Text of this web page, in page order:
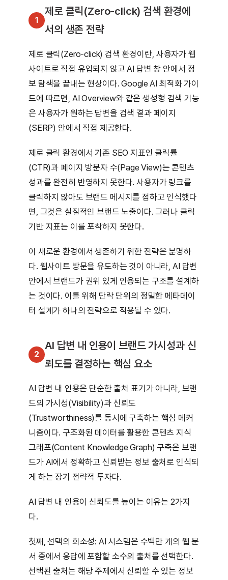
1
제로 클릭(Zero-click) 검색 환경에
서의 생존 전략
제로 클릭(Zero-click) 검색 환경이란, 사용자가 웹
사이트로 직접 유입되지 않고 AI 답변 창 안에서 정
보 탐색을 끝내는 현상이다. Google AI 최적화 가이
드에 따르면, AI Overview와 같은 생성형 검색 기능
은 사용자가 원하는 답변을 검색 결과 페이지
(SERP) 안에서 직접 제공한다.
제로 클릭 환경에서 기존 SEO 지표인 클릭률
(CTR)과 페이지 방문자 수(Page View)는 콘텐츠
성과를 완전히 반영하지 못한다. 사용자가 링크를
클릭하지 않아도 브랜드 메시지를 접하고 인식했다
면, 그것은 실질적인 브랜드 노출이다. 그러나 클릭
기반 지표는 이를 포착하지 못한다.
이 새로운 환경에서 생존하기 위한 전략은 분명하
다. 웹사이트 방문을 유도하는 것이 아니라, AI 답변
안에서 브랜드가 권위 있게 인용되는 구조를 설계하
는 것이다. 이를 위해 단락 단위의 정밀한 메타데이
터 설계가 하나의 전략으로 적용될 수 있다.
2
AI 답변 내 인용이 브랜드 가시성과 신
뢰도를 결정하는 핵심 요소
AI 답변 내 인용은 단순한 출처 표기가 아니라, 브랜
드의 가시성(Visibility)과 신뢰도
(Trustworthiness)를 동시에 구축하는 핵심 메커
니즘이다. 구조화된 데이터를 활용한 콘텐츠 지식
그래프(Content Knowledge Graph) 구축은 브랜
드가 AI에서 정확하고 신뢰받는 정보 출처로 인식되
게 하는 장기 전략적 투자다.
AI 답변 내 인용이 신뢰도를 높이는 이유는 2가지
다.
첫째, 선택의 희소성: AI 시스템은 수백만 개의 웹 문
서 중에서 응답에 포함할 소수의 출처를 선택한다.
선택된 출처는 해당 주제에서 신뢰할 수 있는 정보